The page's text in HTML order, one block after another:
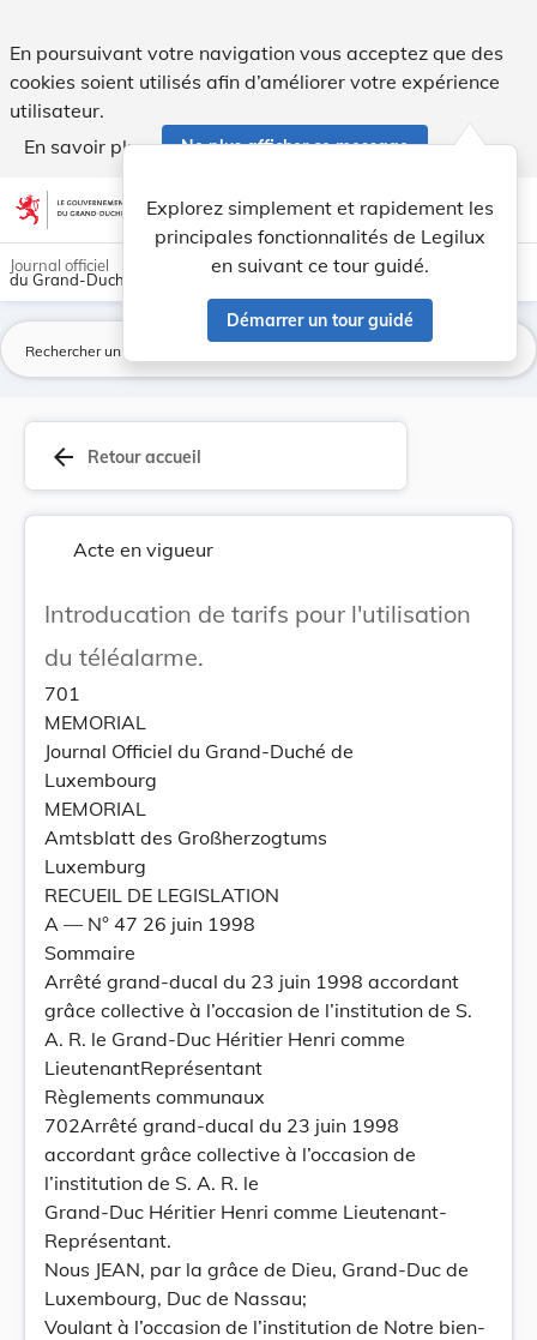
En poursuivant votre navigation vous acceptez que des
cookies soient utilisés afin d’améliorer votre expérience
utilisateur.
En savoir plus
Ne plus afficher ce message
Aller au contenu account_circle help Aide
Explorez simplement et rapidement les
principales fonctionnalités de Legilux
en suivant ce tour guidé.
Démarrer un tour guidé
light_mode dark_mode
Journal officiel
du Grand-Duché de Luxembourg
arrow_back Retour accueil
Acte en vigueur
Introducation de tarifs pour l'utilisation
du téléalarme.
701
MEMORIAL
Journal Officiel du Grand-Duché de
Luxembourg
MEMORIAL
Amtsblatt des Großherzogtums
Luxemburg
RECUEIL DE LEGISLATION
A –– N° 47 26 juin 1998
Sommaire
Arrêté grand-ducal du 23 juin 1998 accordant
grâce collective à l’occasion de l’institution de S.
A. R. le Grand-Duc Héritier Henri comme
LieutenantReprésentant
Règlements communaux
702Arrêté grand-ducal du 23 juin 1998
accordant grâce collective à l’occasion de
l’institution de S. A. R. le
Grand-Duc Héritier Henri comme Lieutenant-
Représentant.
Nous JEAN, par la grâce de Dieu, Grand-Duc de
Luxembourg, Duc de Nassau;
Voulant à l’occasion de l’institution de Notre bien-